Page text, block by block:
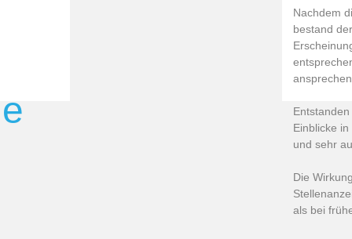
Nachdem
bestand
Einblicke
und sehr
Die
als bei